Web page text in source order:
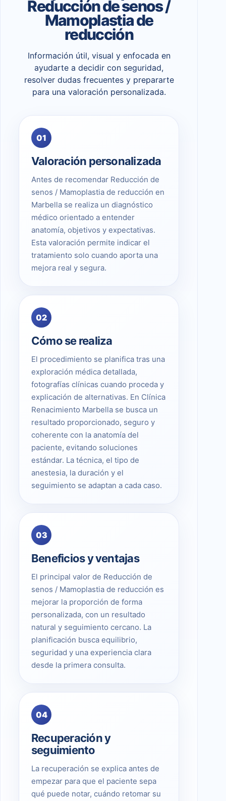
Reducción de senos /
Mamoplastia de
reducción
Información útil, visual y enfocada en
ayudarte a decidir con seguridad,
resolver dudas frecuentes y prepararte
para una valoración personalizada.
01
Valoración personalizada
Antes de recomendar Reducción de
senos / Mamoplastia de reducción en
Marbella se realiza un diagnóstico
médico orientado a entender
anatomía, objetivos y expectativas.
Esta valoración permite indicar el
tratamiento solo cuando aporta una
mejora real y segura.
02
Cómo se realiza
El procedimiento se planifica tras una
exploración médica detallada,
fotografías clínicas cuando proceda y
explicación de alternativas. En Clínica
Renacimiento Marbella se busca un
resultado proporcionado, seguro y
coherente con la anatomía del
paciente, evitando soluciones
estándar. La técnica, el tipo de
anestesia, la duración y el
seguimiento se adaptan a cada caso.
03
Beneficios y ventajas
El principal valor de Reducción de
senos / Mamoplastia de reducción es
mejorar la proporción de forma
personalizada, con un resultado
natural y seguimiento cercano. La
planificación busca equilibrio,
seguridad y una experiencia clara
desde la primera consulta.
04
Recuperación y
seguimiento
La recuperación se explica antes de
empezar para que el paciente sepa
qué puede notar, cuándo retomar su